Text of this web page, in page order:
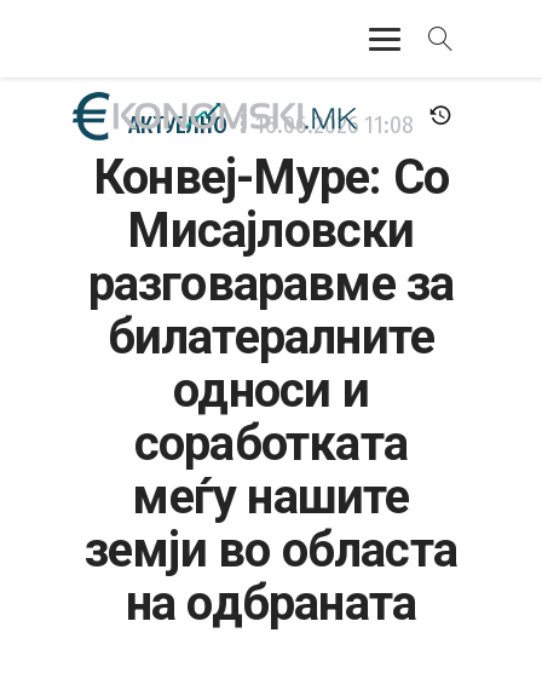
АКТУЕЛНО
ЕКОНОМИЈА
ФИНАНСИИ
БАНКАРСТВО
ЖИВОТ
АКТУЕЛНО 16.06.2026 11:08
Конвеј-Муре: Со
Мисајловски
разговаравме за
билатералните
односи и
соработката
меѓу нашите
земји во областа
на одбраната